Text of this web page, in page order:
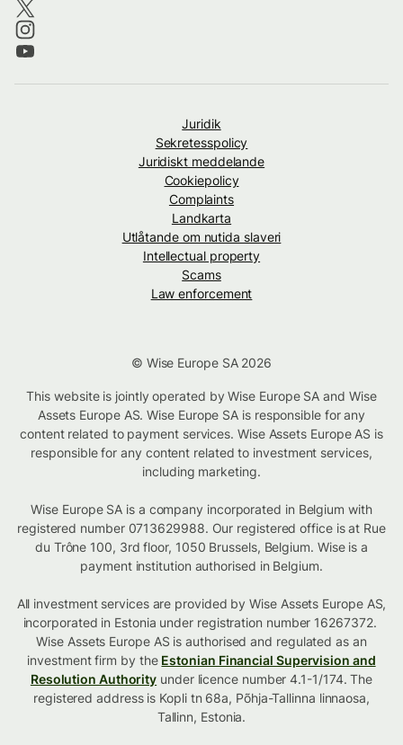
Juridik
Sekretesspolicy
Juridiskt meddelande
Cookiepolicy
Complaints
Landkarta
Utlåtande om nutida slaveri
Intellectual property
Scams
Law enforcement
© Wise Europe SA 2026
This website is jointly operated by Wise Europe SA and Wise
Assets Europe AS. Wise Europe SA is responsible for any
content related to payment services. Wise Assets Europe AS is
responsible for any content related to investment services,
including marketing.
Wise Europe SA is a company incorporated in Belgium with
registered number 0713629988. Our registered office is at Rue
du Trône 100, 3rd floor, 1050 Brussels, Belgium. Wise is a
payment institution authorised in Belgium.
All investment services are provided by Wise Assets Europe AS,
incorporated in Estonia under registration number 16267372.
Wise Assets Europe AS is authorised and regulated as an
investment firm by the Estonian Financial Supervision and
Resolution Authority under licence number 4.1-1/174. The
registered address is Kopli tn 68a, Põhja-Tallinna linnaosa,
Tallinn, Estonia.